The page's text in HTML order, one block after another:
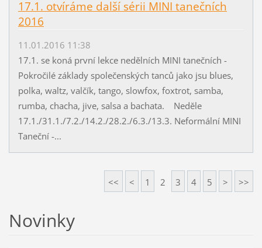
17.1. otvíráme další sérii MINI tanečních
2016
11.01.2016 11:38
17.1. se koná první lekce nedělních MINI tanečních -
Pokročilé základy společenských tanců jako jsu blues,
polka, waltz, valčík, tango, slowfox, foxtrot, samba,
rumba, chacha, jive, salsa a bachata. Neděle
17.1./31.1./7.2./14.2./28.2./6.3./13.3. Neformální MINI
Taneční -...
<< < 1 2 3 4 5 > >>
Novinky